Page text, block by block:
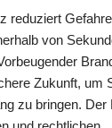
reduziert
von
Zukunft, um
zu bringen. Der